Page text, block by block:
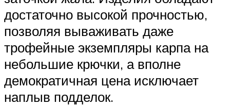
достаточно высокой прочностью,
позволяя вываживать даже
трофейные экземпляры карпа на
небольшие крючки, а вполне
демократичная цена исключает
наплыв подделок.